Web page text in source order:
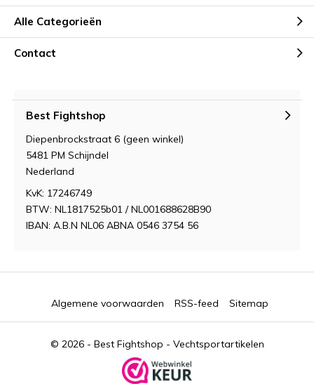
Alle Categorieën
Contact
Best Fightshop
Diepenbrockstraat 6 (geen winkel)
5481 PM Schijndel
Nederland
KvK: 17246749
BTW: NL1817525b01 / NL001688628B90
IBAN: A.B.N NL06 ABNA 0546 3754 56
© 2026 - Best Fightshop - Vechtsportartikelen
Algemene voorwaarden RSS-feed Sitemap